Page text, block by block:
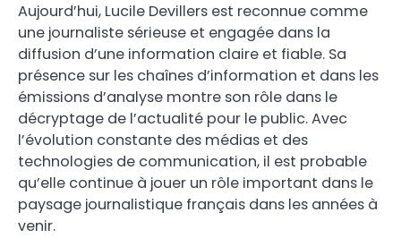
Aujourd’hui, Lucile Devillers est reconnue comme
une journaliste sérieuse et engagée dans la
diffusion d’une information claire et fiable. Sa
présence sur les chaînes d’information et dans les
émissions d’analyse montre son rôle dans le
décryptage de l’actualité pour le public. Avec
l’évolution constante des médias et des
technologies de communication, il est probable
qu’elle continue à jouer un rôle important dans le
paysage journalistique français dans les années à
venir.